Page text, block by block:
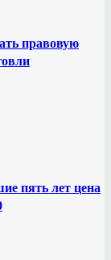
правовую
пять лет цена